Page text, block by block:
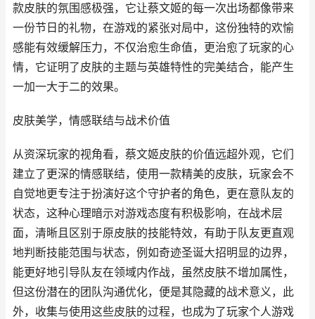
款皮肤的氛围感极强，它让蔡文姬的每一次出场都像带来
一份节日的礼物，在游戏的紧张对局中，这份独特的欢愉
感能有效缓解压力，不仅治愈生命值，更治愈了玩家的心
情，它证明了皮肤的主题与英雄特性的完美结合，能产生
一加一大于二的效果。
皮肤美学，情感联结与战术价值
从资深玩家的视角看，蔡文姬皮肤的价值远超外观，它们
建立了更深的情感联结，使用一款精美的皮肤，玩家会不
自觉地更专注于扮演好这个守护者的角色，更在意队友的
状态，这种心理暗示对游戏态度有积极影响，在战术层
面，清晰且区别于原皮肤的技能特效，有助于队友更直观
地判断技能范围与状态，例如奇迹圣诞大招明显的边界，
能更好地引导队友在领域内作战，虽然皮肤不增加属性，
但这份潜在的团队沟通优化，便是其隐藏的战术意义，此
外，收集与使用这些皮肤的过程，也成为了玩家个人游戏